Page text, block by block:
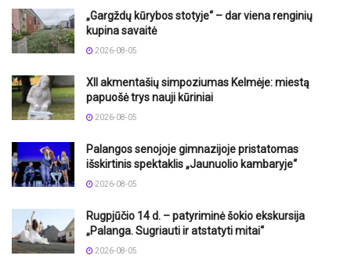
„Gargždų kūrybos stotyje“ – dar viena renginių
kupina savaitė
2026-08-05
XII akmentašių simpoziumas Kelmėje: miestą
papuošė trys nauji kūriniai
2026-08-05
Palangos senojoje gimnazijoje pristatomas
išskirtinis spektaklis „Jaunuolio kambaryje“
2026-08-05
Rugpjūčio 14 d. – patyriminė šokio ekskursija
„Palanga. Sugriauti ir atstatyti mitai“
2026-08-05